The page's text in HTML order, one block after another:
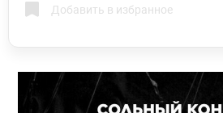
Добавить в избранное